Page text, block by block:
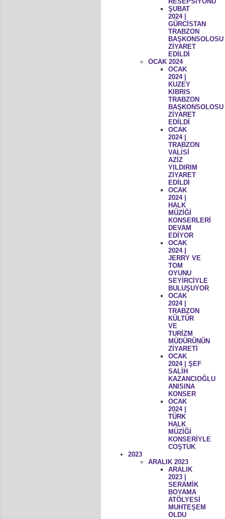
ŞUBAT
2024 |
GÜRCİSTAN
TRABZON
BAŞKONSOLOSU
ZİYARET
EDİLDİ
OCAK 2024
OCAK
2024 |
KUZEY
KIBRIS
TRABZON
BAŞKONSOLOSU
ZİYARET
EDİLDİ
OCAK
2024 |
TRABZON
VALİSİ
AZİZ
YILDIRIM
ZİYARET
EDİLDİ
OCAK
2024 |
HALK
MÜZİĞİ
KONSERLERİ
DEVAM
EDİYOR
OCAK
2024 |
JERRY VE
TOM
OYUNU
SEYİRCİYLE
BULUŞUYOR
OCAK
2024 |
TRABZON
KÜLTÜR
VE
TURİZM
MÜDÜRÜNÜN
ZİYARETİ
OCAK
2024 | ŞEF
SALİH
KAZANCIOĞLU
ANISINA
KONSER
OCAK
2024 |
TÜRK
HALK
MÜZİĞİ
KONSERİYLE
COŞTUK
2023
ARALIK 2023
ARALIK
2023 |
SERAMİK
BOYAMA
ATÖLYESİ
MUHTEŞEM
OLDU